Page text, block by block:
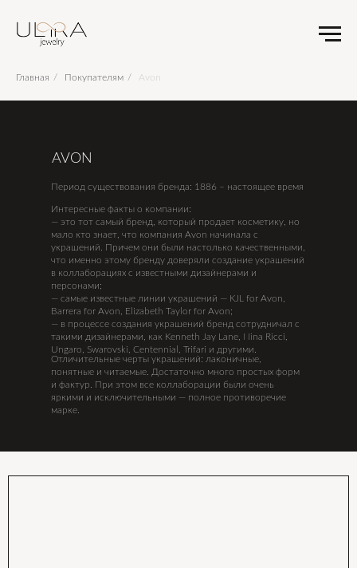
Главная / Покупателям / Avon
AVON
Период существования бренда: 1886 – настоящее время
Интересные факты о компании:
— это тот самый бренд, который продает косметику, но
мало кто знает, что компания Avon начинала с
украшений. Причем они были настолько качественными,
что именно этому бренду доверяли создание украшений
в коллаборациях с известными дизайнерами и
персонами;
— самые известные линии украшений — KJL for Avon,
Barrera for Avon, Elizabeth Taylor for Avon;
— в процессе создания украшений бренд сотрудничал с
такими дизайнерами, как Kenneth Jay Lane, Nina Ricci,
Ungaro, Swarovski, Centennial, Trifari и другими.
Отличительные черты украшений: лаконичные,
понятные и читаемые. Достаточно много простых форм
и фактур. При этом все коллаборации были очень
яркими и исключительными — полное противоречие
марке.